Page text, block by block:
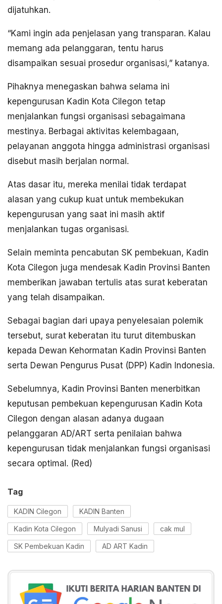
dijatuhkan.
“Kami ingin ada penjelasan yang transparan. Kalau
memang ada pelanggaran, tentu harus
disampaikan sesuai prosedur organisasi,” katanya.
Pihaknya menegaskan bahwa selama ini
kepengurusan Kadin Kota Cilegon tetap
menjalankan fungsi organisasi sebagaimana
mestinya. Berbagai aktivitas kelembagaan,
pelayanan anggota hingga administrasi organisasi
disebut masih berjalan normal.
Atas dasar itu, mereka menilai tidak terdapat
alasan yang cukup kuat untuk membekukan
kepengurusan yang saat ini masih aktif
menjalankan tugas organisasi.
Selain meminta pencabutan SK pembekuan, Kadin
Kota Cilegon juga mendesak Kadin Provinsi Banten
memberikan jawaban tertulis atas surat keberatan
yang telah disampaikan.
Sebagai bagian dari upaya penyelesaian polemik
tersebut, surat keberatan itu turut ditembuskan
kepada Dewan Kehormatan Kadin Provinsi Banten
serta Dewan Pengurus Pusat (DPP) Kadin Indonesia.
Sebelumnya, Kadin Provinsi Banten menerbitkan
keputusan pembekuan kepengurusan Kadin Kota
Cilegon dengan alasan adanya dugaan
pelanggaran AD/ART serta penilaian bahwa
kepengurusan tidak menjalankan fungsi organisasi
secara optimal. (Red)
Tag
KADIN Cilegon KADIN Banten
Kadin Kota Cilegon Mulyadi Sanusi cak mul
SK Pembekuan Kadin AD ART Kadin